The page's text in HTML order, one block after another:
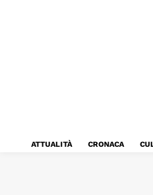
ATTUALITÀ CRONACA